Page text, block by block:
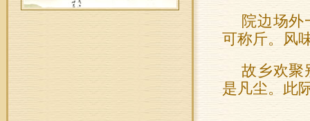
院边场
可称斤。风
故乡欢聚
是凡尘。此